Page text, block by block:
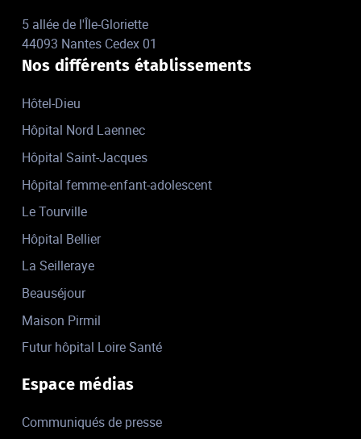
5 allée de l'Île-Gloriette
44093 Nantes Cedex 01
Nos différents établissements
Hôtel-Dieu
Hôpital Nord Laennec
Hôpital Saint-Jacques
Hôpital femme-enfant-adolescent
Le Tourville
Hôpital Bellier
La Seilleraye
Beauséjour
Maison Pirmil
Futur hôpital Loire Santé
Espace médias
Communiqués de presse